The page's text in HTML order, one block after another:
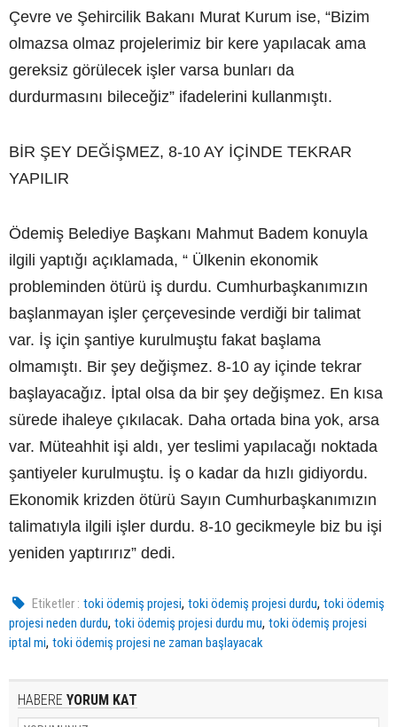
Çevre ve Şehircilik Bakanı Murat Kurum ise, “Bizim
olmazsa olmaz projelerimiz bir kere yapılacak ama
gereksiz görülecek işler varsa bunları da
durdurmasını bileceğiz” ifadelerini kullanmıştı.
BİR ŞEY DEĞİŞMEZ, 8-10 AY İÇİNDE TEKRAR
YAPILIR
Ödemiş Belediye Başkanı Mahmut Badem konuyla
ilgili yaptığı açıklamada, “ Ülkenin ekonomik
probleminden ötürü iş durdu. Cumhurbaşkanımızın
başlanmayan işler çerçevesinde verdiği bir talimat
var. İş için şantiye kurulmuştu fakat başlama
olmamıştı. Bir şey değişmez. 8-10 ay içinde tekrar
başlayacağız. İptal olsa da bir şey değişmez. En kısa
sürede ihaleye çıkılacak. Daha ortada bina yok, arsa
var. Müteahhit işi aldı, yer teslimi yapılacağı noktada
şantiyeler kurulmuştu. İş o kadar da hızlı gidiyordu.
Ekonomik krizden ötürü Sayın Cumhurbaşkanımızın
talimatıyla ilgili işler durdu. 8-10 gecikmeyle biz bu işi
yeniden yaptırırız” dedi.
Etiketler : toki ödemiş projesi,toki ödemiş projesi durdu,toki ödemiş
projesi neden durdu, toki ödemiş projesi durdu mu, toki ödemiş projesi
iptal mi, toki ödemiş projesi ne zaman başlayacak
HABERE YORUM KAT